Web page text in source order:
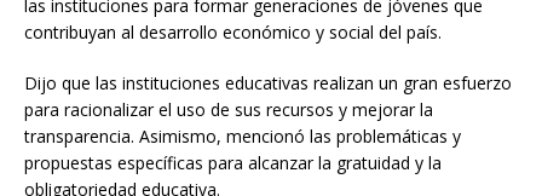
las instituciones para formar generaciones de jóvenes que
contribuyan al desarrollo económico y social del país.
Dijo que las instituciones educativas realizan un gran esfuerzo
para racionalizar el uso de sus recursos y mejorar la
transparencia. Asimismo, mencionó las problemáticas y
propuestas específicas para alcanzar la gratuidad y la
obligatoriedad educativa.